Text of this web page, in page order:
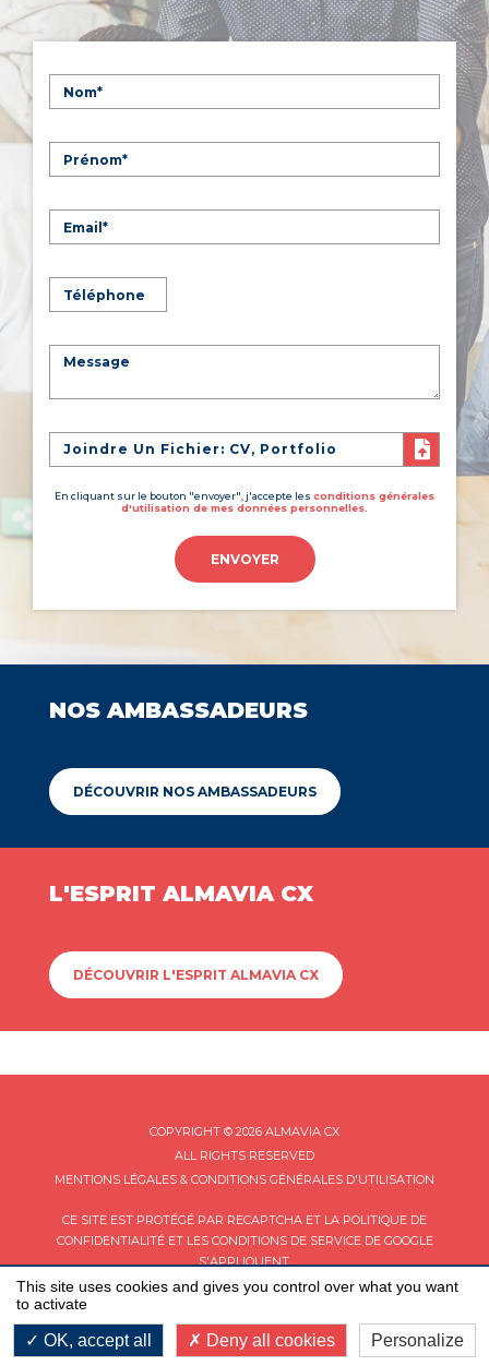
Joindre Un Fichier: CV, Portfolio
En cliquant sur le bouton "envoyer", j'accepte les conditions générales
d'utilisation de mes données personnelles.
ENVOYER
NOS AMBASSADEURS
DÉCOUVRIR NOS AMBASSADEURS
L'ESPRIT ALMAVIA CX
DÉCOUVRIR L'ESPRIT ALMAVIA CX
COPYRIGHT © 2026 ALMAVIA CX
ALL RIGHTS RESERVED
MENTIONS LÉGALES & CONDITIONS GÉNÉRALES D'UTILISATION
CE SITE EST PROTÉGÉ PAR RECAPTCHA ET LA POLITIQUE DE
CONFIDENTIALITÉET LES CONDITIONS DE SERVICEDE GOOGLE
S'APPLIQUENT.
This site uses cookies and gives you control over what you want
to activate
OK, accept all Deny all cookies Personalize